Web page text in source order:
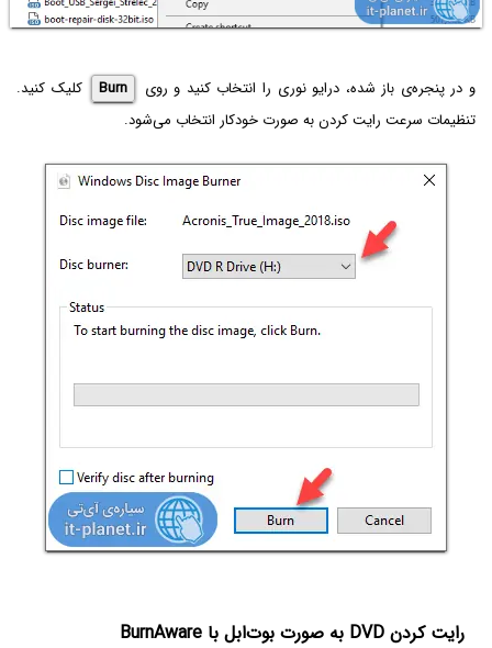
و در پنجره‌ی باز شده، درایو نوری را انتخاب کنید و روی Burn
کلیک کنید.
تنظیمات سرعت رایت کردن به صورت خودکار انتخاب می‌شود.
رایت کردن DVD به صورت بوت‌ابل با BurnAware